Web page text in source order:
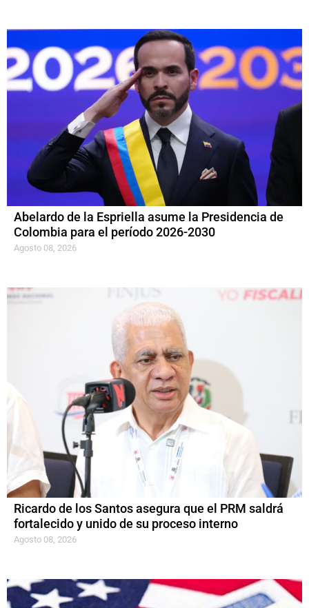
Abelardo de la Espriella asume la Presidencia de
Colombia para el período 2026-2030
Agosto 08, 2026
Ricardo de los Santos asegura que el PRM saldrá
fortalecido y unido de su proceso interno
Agosto 08, 2026